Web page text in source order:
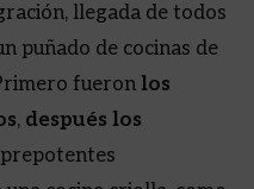
llegada de todos
puñado de cocinas de
fueron los
, después los